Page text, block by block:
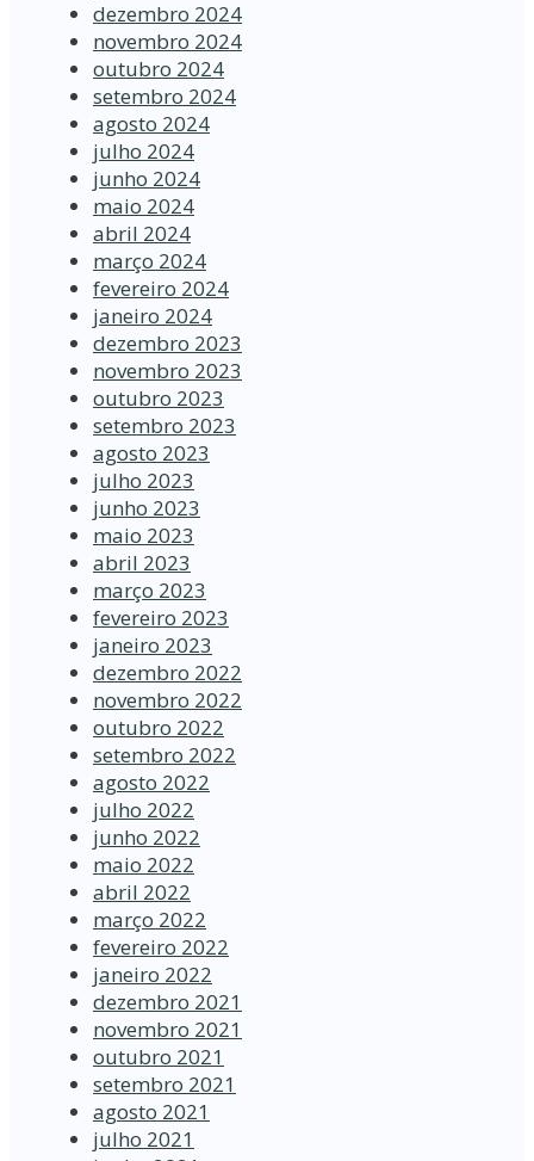
dezembro 2024
novembro 2024
outubro 2024
setembro 2024
agosto 2024
julho 2024
junho 2024
maio 2024
abril 2024
março 2024
fevereiro 2024
janeiro 2024
dezembro 2023
novembro 2023
outubro 2023
setembro 2023
agosto 2023
julho 2023
junho 2023
maio 2023
abril 2023
março 2023
fevereiro 2023
janeiro 2023
dezembro 2022
novembro 2022
outubro 2022
setembro 2022
agosto 2022
julho 2022
junho 2022
maio 2022
abril 2022
março 2022
fevereiro 2022
janeiro 2022
dezembro 2021
novembro 2021
outubro 2021
setembro 2021
agosto 2021
julho 2021